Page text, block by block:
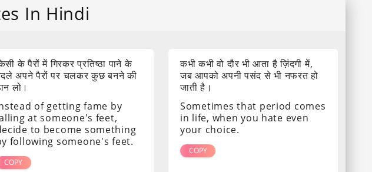
In Hindi
के पैरों में गिरकर प्रतिष्ठा पाने के
अपने पैरों पर चलकर कुछ बनने की
लो।
of getting fame by
at someone's feet,
to become something
following someone's feet.
COPY
कभी कभी वो दौर भी आता है ज़िंदगी में,
जब आपको अपनी पसंद से भी नफरत हो
जाती है।
Sometimes that period comes
in life, when you hate even
your choice.
COPY